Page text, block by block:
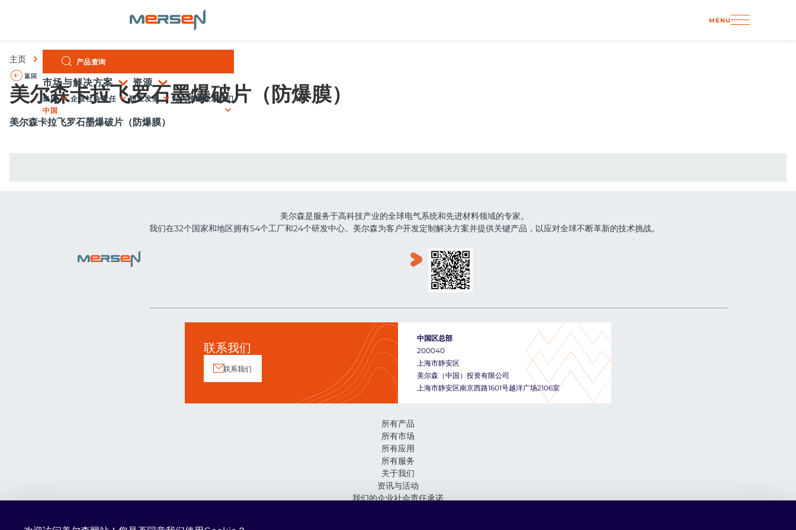
Skip
to
content
MENU
集团 企业社会责任 职业发展 站内搜索 联系我们
中国
市场与解决方案 资源
产品查询
主页 美尔森卡拉飞罗石墨爆破片（防爆膜）
返回
美尔森卡拉飞罗石墨爆破片（防爆膜）
美尔森卡拉飞罗石墨爆破片（防爆膜）
美尔森是服务于高科技产业的全球电气系统和先进材料领域的专家。
我们在32个国家和地区拥有54个工厂和24个研发中心。美尔森为客户开发定制解决方案并提供关键产品，以应对全球不断革新的技术挑战。
所有产品
所有市场
所有应用
所有服务
关于我们
资讯与活动
我们的企业社会责任承诺
联系我们
联系我们
中国区总部
200040
上海市静安区
美尔森（中国）投资有限公司
上海市静安区南京西路1601号越洋广场2106室